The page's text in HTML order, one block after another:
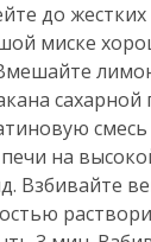
до
миске
сахарной
смесь
на
Взбивайте